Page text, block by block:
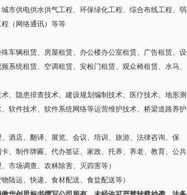
市供电供水供气工程、环保绿化工程、综合布线工程、弱
（网络通讯）等等
车辆租赁、房屋租赁、办公楼办公室租赁、广告租赁、设
系统租赁、空调租赁、安检门租赁、观众椅租赁、水马、
、隐患排查技术、建设规划编制技术、医疗技术、地形测
软件技术、软件系统网络等运营维护技术、桥梁道路养护
酒店、翻译、展览、会议、培训、旅游、法律咨询、保
、制作牌匾、代办签证、家政、托养、养老、教育、公共
市场调查、农林除害、灭四害等）
陆运、快递、食材配送、食盐配送等）